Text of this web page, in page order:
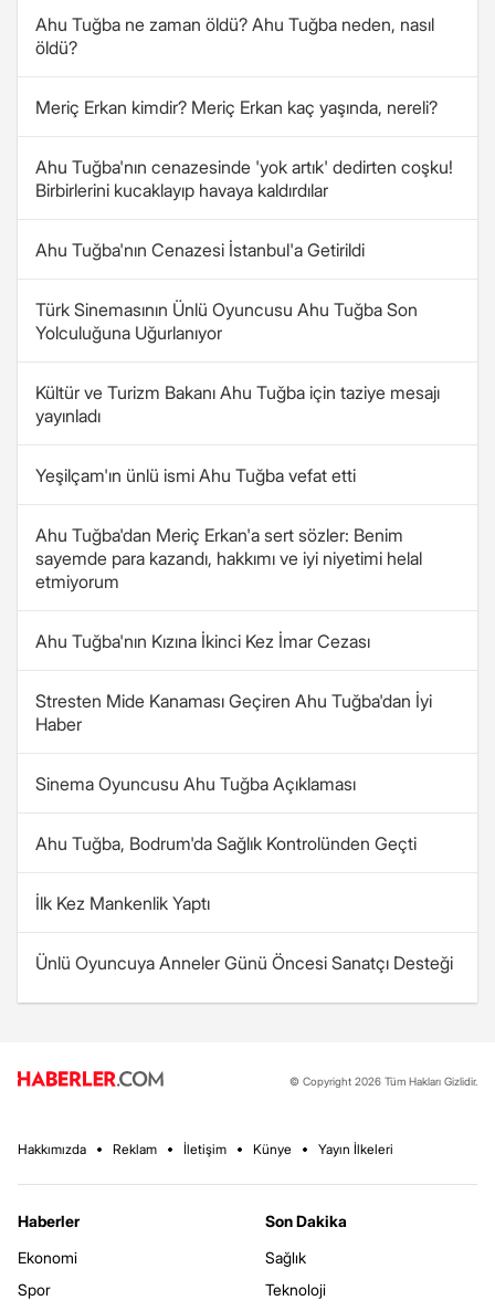
Ahu Tuğba ne zaman öldü? Ahu Tuğba neden, nasıl
öldü?
Meriç Erkan kimdir? Meriç Erkan kaç yaşında, nereli?
Ahu Tuğba'nın cenazesinde 'yok artık' dedirten coşku!
Birbirlerini kucaklayıp havaya kaldırdılar
Ahu Tuğba'nın Cenazesi İstanbul'a Getirildi
Türk Sinemasının Ünlü Oyuncusu Ahu Tuğba Son
Yolculuğuna Uğurlanıyor
Kültür ve Turizm Bakanı Ahu Tuğba için taziye mesajı
yayınladı
Yeşilçam'ın ünlü ismi Ahu Tuğba vefat etti
Ahu Tuğba'dan Meriç Erkan'a sert sözler: Benim
sayemde para kazandı, hakkımı ve iyi niyetimi helal
etmiyorum
Ahu Tuğba'nın Kızına İkinci Kez İmar Cezası
Stresten Mide Kanaması Geçiren Ahu Tuğba'dan İyi
Haber
Sinema Oyuncusu Ahu Tuğba Açıklaması
Ahu Tuğba, Bodrum'da Sağlık Kontrolünden Geçti
İlk Kez Mankenlik Yaptı
Ünlü Oyuncuya Anneler Günü Öncesi Sanatçı Desteği
© Copyright 2026 Tüm Hakları Gizlidir.
Hakkımızda Reklam İletişim Künye Yayın İlkeleri
Haberler
Ekonomi
Spor
Son Dakika
Sağlık
Teknoloji